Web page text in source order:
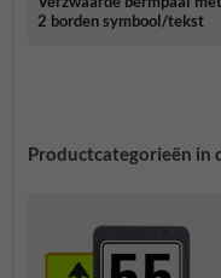
2 borden symbool/tekst
Productcategorieën in